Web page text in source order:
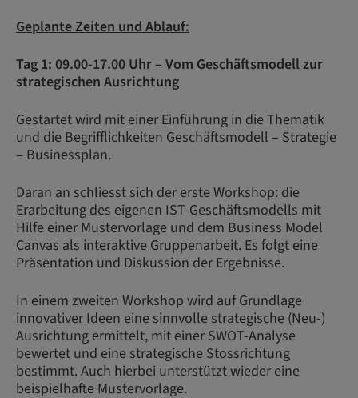
Geplante Zeiten und Ablauf:
Tag 1: 09.00-17.00 Uhr – Vom Geschäftsmodell zur
strategischen Ausrichtung
Gestartet wird mit einer Einführung in die Thematik
und die Begrifflichkeiten Geschäftsmodell – Strategie
– Businessplan.
Daran an schliesst sich der erste Workshop: die
Erarbeitung des eigenen IST-Geschäftsmodells mit
Hilfe einer Mustervorlage und dem Business Model
Canvas als interaktive Gruppenarbeit. Es folgt eine
Präsentation und Diskussion der Ergebnisse.
In einem zweiten Workshop wird auf Grundlage
innovativer Ideen eine sinnvolle strategische (Neu-)
Ausrichtung ermittelt, mit einer SWOT-Analyse
bewertet und eine strategische Stossrichtung
bestimmt. Auch hierbei unterstützt wieder eine
beispielhafte Mustervorlage.